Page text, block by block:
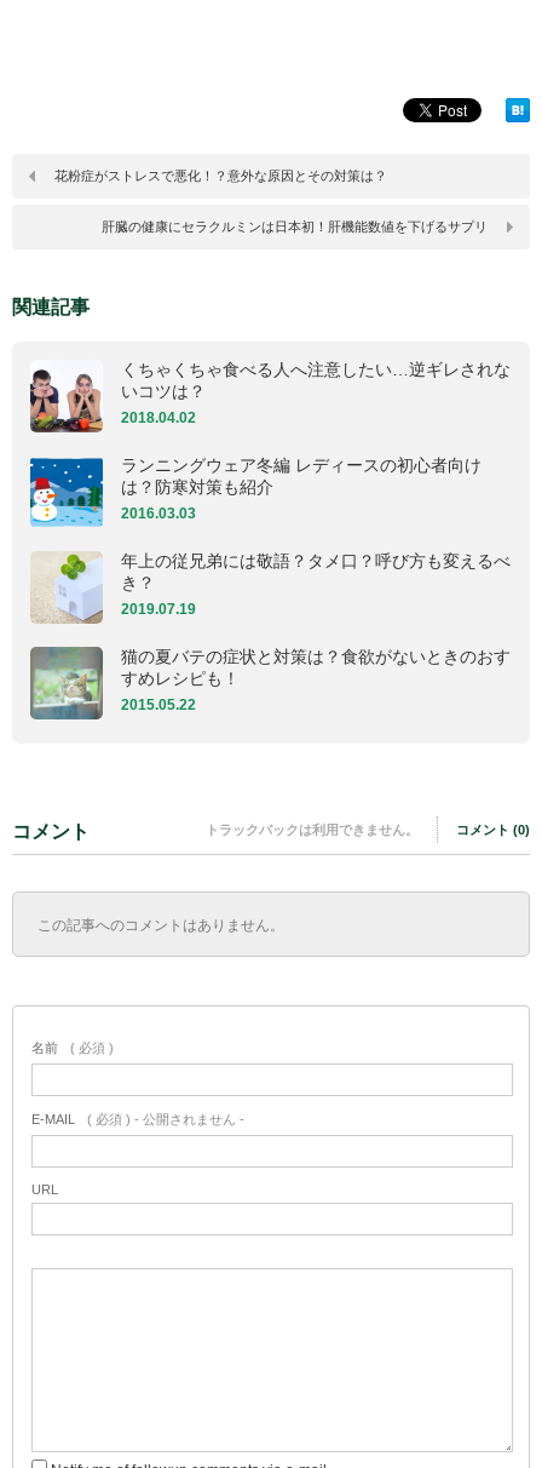
花粉症がストレスで悪化！？意外な原因とその対策は？
肝臓の健康にセラクルミンは日本初！肝機能数値を下げるサプリ
関連記事
くちゃくちゃ食べる人へ注意したい…逆ギレされな
いコツは？
2018.04.02
ランニングウェア冬編 レディースの初心者向け
は？防寒対策も紹介
2016.03.03
年上の従兄弟には敬語？タメ口？呼び方も変えるべ
き？
2019.07.19
猫の夏バテの症状と対策は？食欲がないときのおす
すめレシピも！
2015.05.22
コメント トラックバックは利用できません。 コメント (0)
この記事へのコメントはありません。
名前 ( 必須 )
E-MAIL ( 必須 ) - 公開されません -
URL